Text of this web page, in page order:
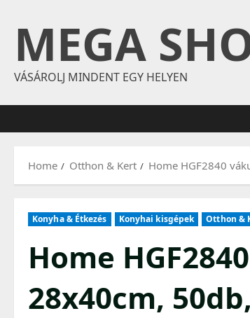
content
MEGA
VÁSÁROLJ MINDENT EGY HELYEN
Home Otthon & Kert Home HGF2840
Konyha & Étkezés Konyhai kisgépek Otthon &
Home
28x40cm,